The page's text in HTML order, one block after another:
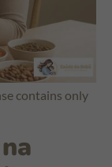
contains only